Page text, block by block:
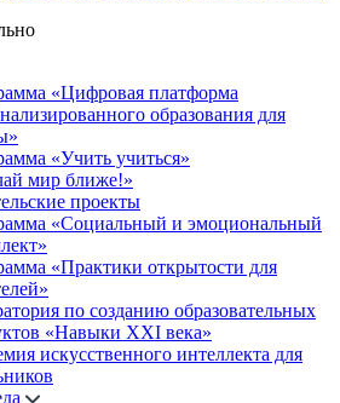
«Цифровая платформа
образования для
«Учить учиться»
мир ближе!»
проекты
«Социальный и эмоциональный
«Практики открытости для
по созданию образовательных
«Навыки XXI века»
искусственного интеллекта для